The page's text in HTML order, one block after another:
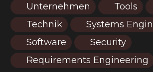
Unternehmen
Tools
Technik
Systems
Software
Security
Requirements Engineering